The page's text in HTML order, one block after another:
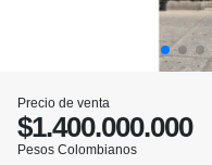
Precio de venta
$1.400.000.000
Pesos Colombianos